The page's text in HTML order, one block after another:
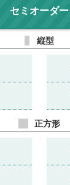
セミオーダー
縦型
正方形